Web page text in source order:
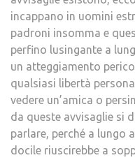
incappano in uomini
padroni insomma e
perfino lusingante a
un atteggiamento
qualsiasi libertà
vedere un’amica o
da queste avvisaglie si
parlare, perché a lungo
docile riuscirebbe a